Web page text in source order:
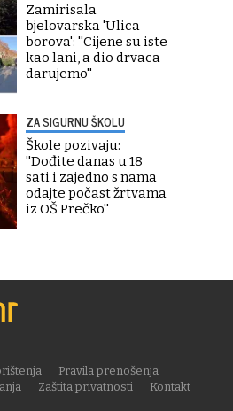
Zamirisala
bjelovarska 'Ulica
borova': ''Cijene su iste
kao lani, a dio drvaca
darujemo''
ZA SIGURNU ŠKOLU
Škole pozivaju:
''Dođite danas u 18
sati i zajedno s nama
odajte počast žrtvama
iz OŠ Prečko''
Pravila prenošenja
Zaštita privatnosti
Kontakt